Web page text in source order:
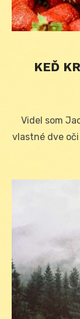
KEĎ
Videl som
vlastné dve